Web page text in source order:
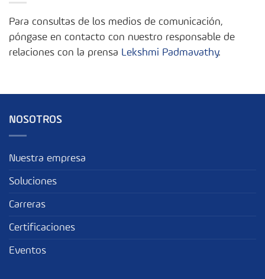
Para consultas de los medios de comunicación,
póngase en contacto con nuestro responsable de
relaciones con la prensa Lekshmi Padmavathy.
NOSOTROS
Nuestra empresa
Soluciones
Carreras
Certificaciones
Eventos